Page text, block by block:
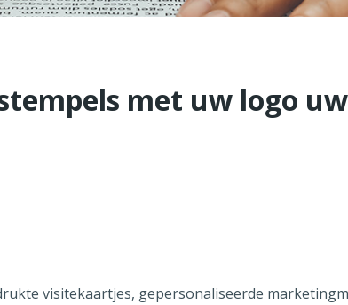
met uw logo
visitekaartjes, gepersonaliseerde